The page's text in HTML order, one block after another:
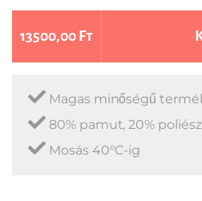
13500,00 Ft
Magas minőségű
80% pamut, 20%
Mosás 40°C-ig